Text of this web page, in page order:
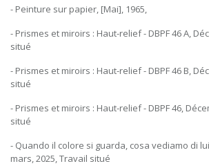
- Peinture sur papier, [Mai], 1965,
- Prismes et miroirs : Haut-relief - DBPF 46 A,
situé
- Prismes et miroirs : Haut-relief - DBPF 46 B,
situé
- Prismes et miroirs : Haut-relief - DBPF 46,
situé
- Quando il colore si guarda, cosa vediamo di
mars, 2025, Travail situé